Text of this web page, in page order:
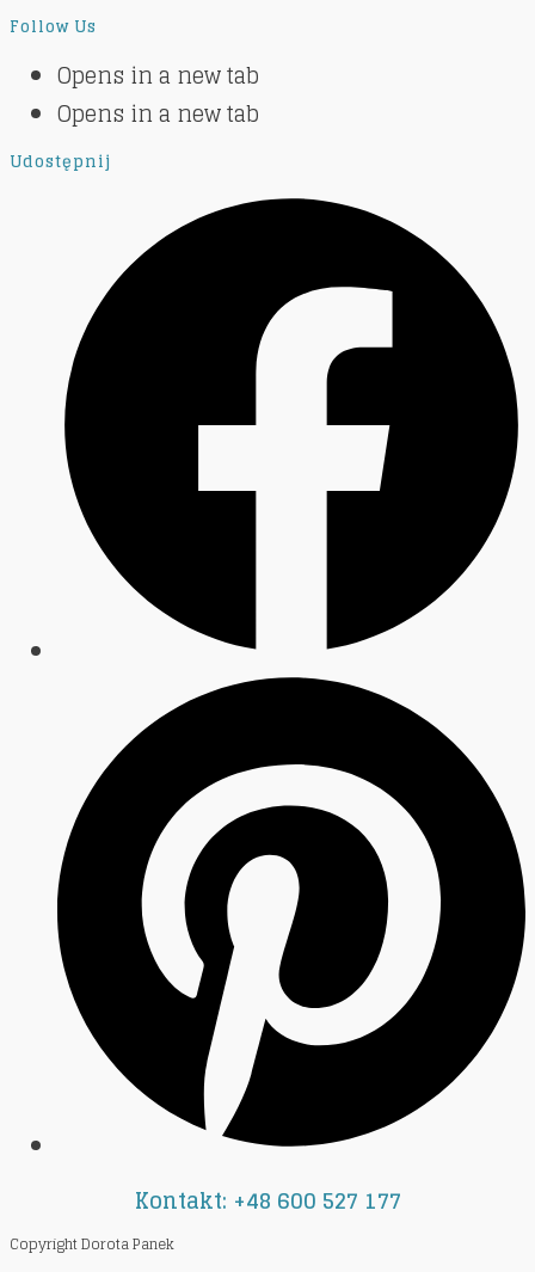
Follow Us
Opens in a new tab
Opens in a new tab
Udostępnij
Kontakt: +48 600 527 177
Copyright Dorota Panek